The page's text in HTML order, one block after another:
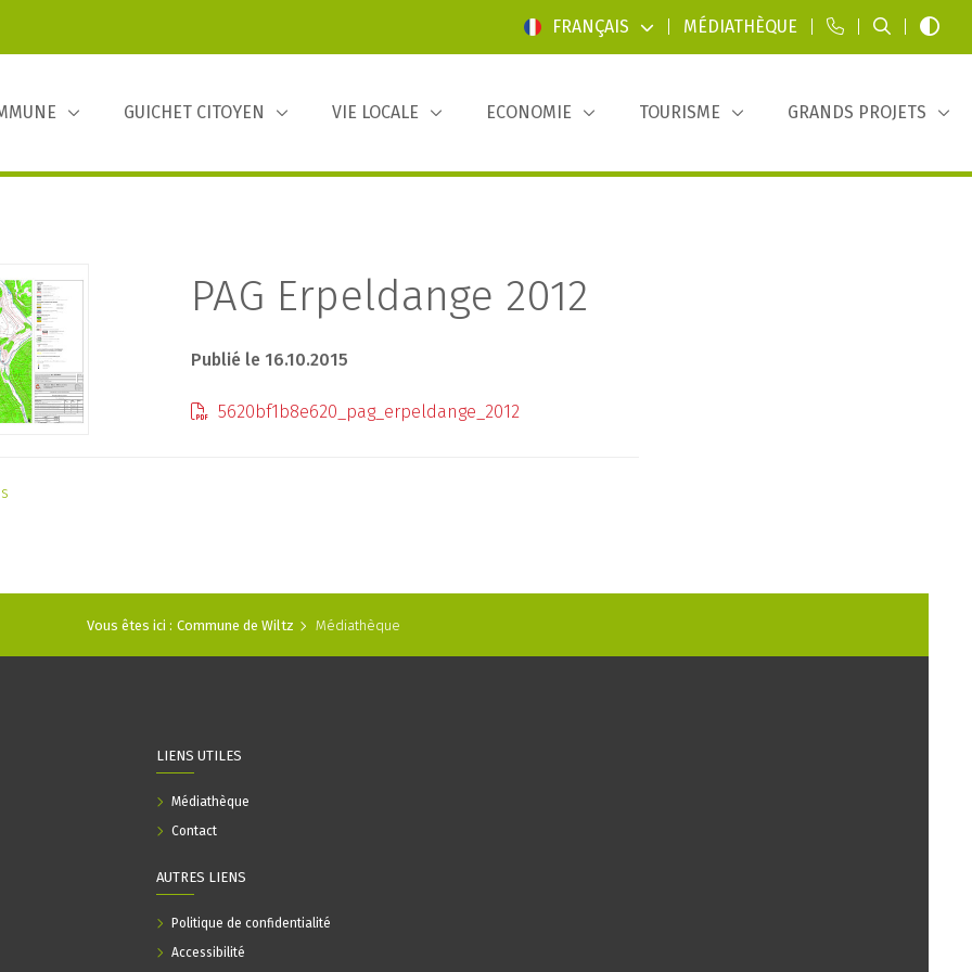
FRANÇAIS MÉDIATHÈQUE
GUICHET CITOYEN VIE LOCALE ECONOMIE TOURISME GRANDS PROJETS
PAG Erpeldange 2012
Publié le 16.10.2015
5620bf1b8e620_pag_erpeldange_2012
Vous êtes ici : Commune de Wiltz Médiathèque
LIENS UTILES
Médiathèque
Contact
AUTRES LIENS
Politique de confidentialité
Accessibilité